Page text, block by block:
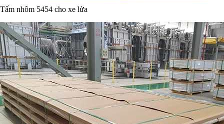
Tấm nhôm 5454 cho xe lửa